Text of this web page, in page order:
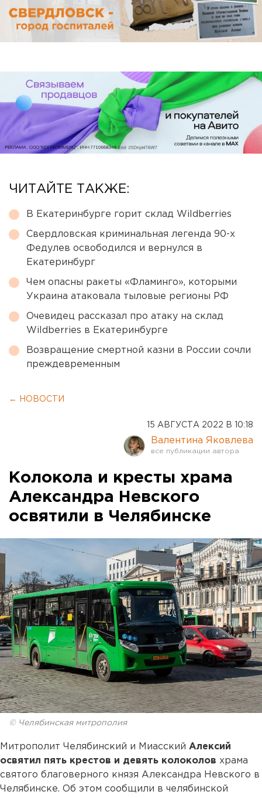
ЧИТАЙТЕ ТАКЖЕ:
В Екатеринбурге горит склад Wildberries
Свердловская криминальная легенда 90-х
Федулев освободился и вернулся в
Екатеринбург
Чем опасны ракеты «Фламинго», которыми
Украина атаковала тыловые регионы РФ
Очевидец рассказал про атаку на склад
Wildberries в Екатеринбурге
Возвращение смертной казни в России сочли
преждевременным
← НОВОСТИ
15 АВГУСТА 2022 В 10:18
Валентина Яковлева
Колокола и кресты храма
Александра Невского
освятили в Челябинске
© Челябинская митрополия
Митрополит Челябинский и Миасский Алексий
освятил пять крестов и девять колоколов храма
святого благоверного князя Александра Невского в
Челябинске. Об этом сообщили в челябинской